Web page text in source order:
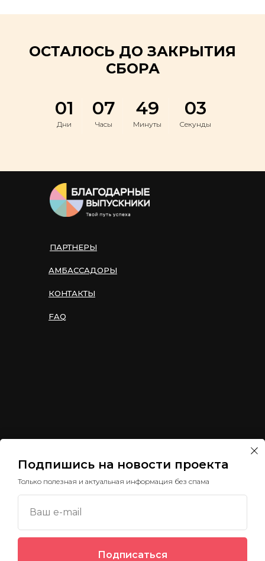
ОСТАЛОСЬ ДО ЗАКРЫТИЯ
СБОРА
01
Дни
07
Часы
49
Минуты
03
Секунды
2022-2026
Согласие на обработку
персональных данных
Служба поддержки
АМБАССАДОРЫ
FAQ
КОНТАКТЫ
ПАРТНЕРЫ
Подпишись на новости проекта
Только полезная и актуальная информация без спама
Ваш e-mail
Подписаться